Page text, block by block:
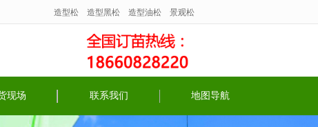
造型松 造型黑松 造型油松 景观松
现场 联系我们 地图导航